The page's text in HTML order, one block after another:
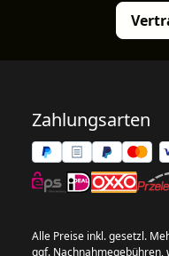
Zahlungsarten
Alle Preise inkl. gesetzl.
ggf. Nachnahmegebühren,